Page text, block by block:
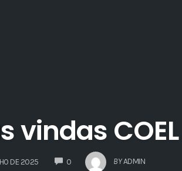
vindas
DE 2025 0COMMENTS BY ADMIN